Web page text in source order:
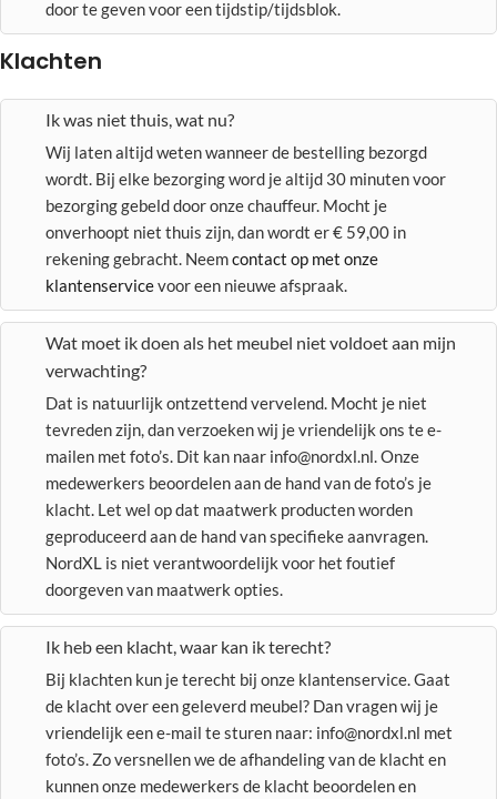
door te geven voor een tijdstip/tijdsblok.
Klachten
Ik was niet thuis, wat nu?
Wij laten altijd weten wanneer de bestelling bezorgd
wordt. Bij elke bezorging word je altijd 30 minuten voor
bezorging gebeld door onze chauffeur. Mocht je
onverhoopt niet thuis zijn, dan wordt er € 59,00 in
rekening gebracht. Neemcontact op met onze
klantenservicevoor een nieuwe afspraak.
Wat moet ik doen als het meubel niet voldoet aan mijn
verwachting?
Dat is natuurlijk ontzettend vervelend. Mocht je niet
tevreden zijn, dan verzoeken wij je vriendelijk ons te e-
mailen met foto’s. Dit kan naar info@nordxl.nl. Onze
medewerkers beoordelen aan de hand van de foto’s je
klacht. Let wel op dat maatwerk producten worden
geproduceerd aan de hand van specifieke aanvragen.
NordXL is niet verantwoordelijk voor het foutief
doorgeven van maatwerk opties.
Ik heb een klacht, waar kan ik terecht?
Bij klachten kun je terecht bij onze klantenservice. Gaat
de klacht over een geleverd meubel? Dan vragen wij je
vriendelijk een e-mail te sturen naar: info@nordxl.nl met
foto’s. Zo versnellen we de afhandeling van de klacht en
kunnen onze medewerkers de klacht beoordelen en